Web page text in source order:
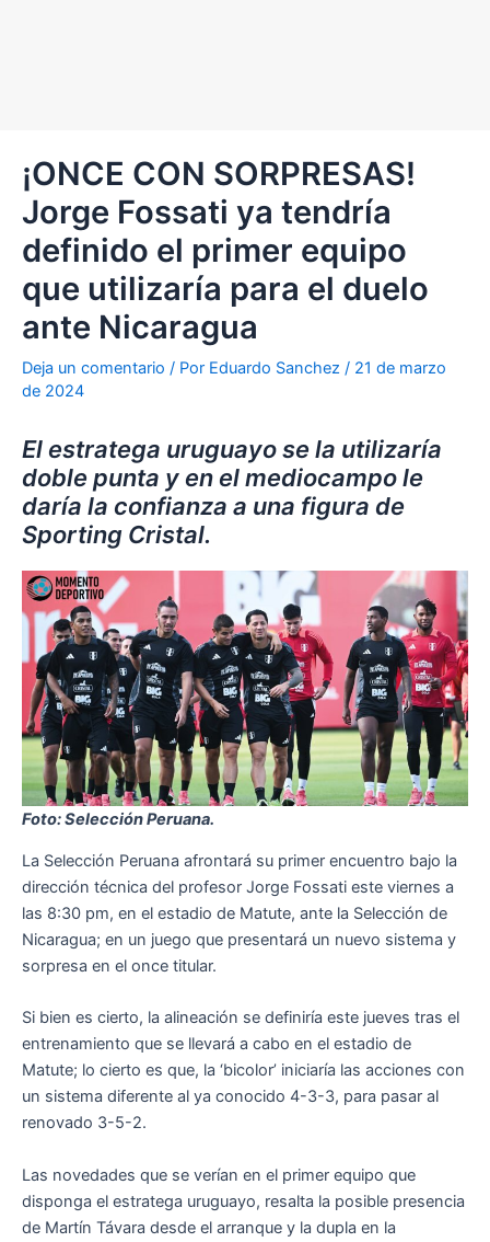
¡ONCE CON SORPRESAS!
Jorge Fossati ya tendría
definido el primer equipo
que utilizaría para el duelo
ante Nicaragua
Deja un comentario / Por Eduardo Sanchez / 21 de marzo
de 2024
El estratega uruguayo se la utilizaría
doble punta y en el mediocampo le
daría la confianza a una figura de
Sporting Cristal.
Foto: Selección Peruana.
La Selección Peruana afrontará su primer encuentro bajo la
dirección técnica del profesor Jorge Fossati este viernes a
las 8:30 pm, en el estadio de Matute, ante la Selección de
Nicaragua; en un juego que presentará un nuevo sistema y
sorpresa en el once titular.
Si bien es cierto, la alineación se definiría este jueves tras el
entrenamiento que se llevará a cabo en el estadio de
Matute; lo cierto es que, la ‘bicolor’ iniciaría las acciones con
un sistema diferente al ya conocido 4-3-3, para pasar al
renovado 3-5-2.
Las novedades que se verían en el primer equipo que
disponga el estratega uruguayo, resalta la posible presencia
de Martín Távara desde el arranque y la dupla en la